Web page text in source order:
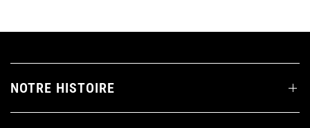
NOTRE HISTOIRE